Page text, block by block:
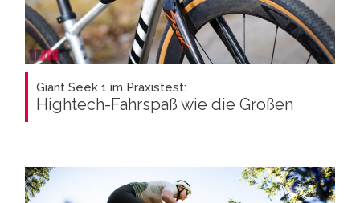
Giant Seek 1 im Praxistest:
Hightech-Fahrspaß wie die Großen